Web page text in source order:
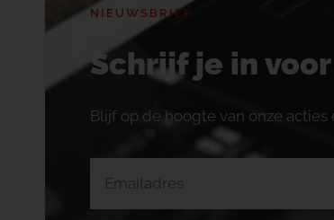
NIEUWSBRIEF
Schrijf je in
Blijf op de hoogte van onze acties